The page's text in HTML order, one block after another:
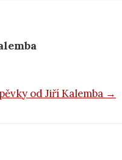
od Jiří Kalemba →